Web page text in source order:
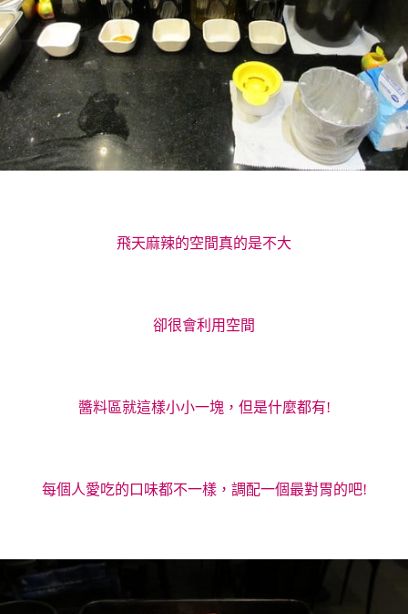
飛天麻辣的空間真的是不大
卻很會利用空間
醬料區就這樣小小一塊，但是什麼都有!
每個人愛吃的口味都不一樣，調配一個最對胃的吧!